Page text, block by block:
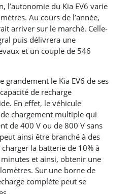
l’autonomie du Kia EV6 varie
Au cours de l’année,
arriver sur le marché. Celle-
puis délivrera une
et un couple de 546
grandement le Kia EV6 de ses
de recharge
En effet, le véhicule
chargement multiple qui
de 400 V ou de 800 V sans
ainsi être branché à des
la batterie de 10% à
et ainsi, obtenir une
Sur une borne de
complète peut se